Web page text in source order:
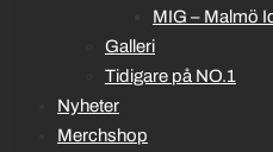
MIG – Malmö
Galleri
Tidigare på NO.1
Nyheter
Merchshop